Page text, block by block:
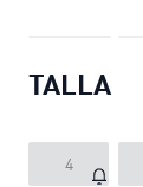
TALLA
4